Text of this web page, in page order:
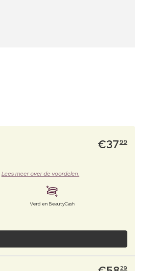
€3799
Lees meer over de voordelen.
Verdien BeautyCash
29